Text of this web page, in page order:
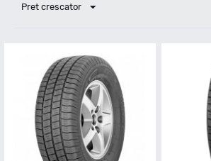
Pret crescator